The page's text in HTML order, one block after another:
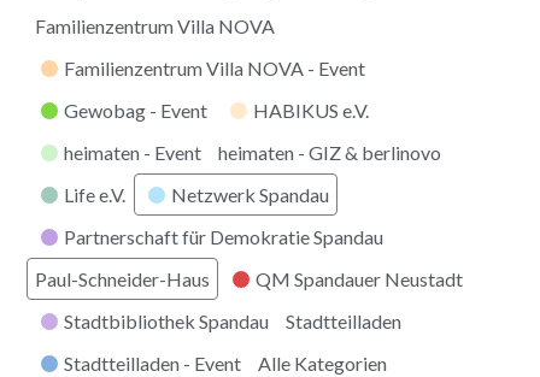
Familienzentrum Villa NOVA
Familienzentrum Villa NOVA - Event
Gewobag - Event
HABIKUS e.V.
heimaten - Event
heimaten - GIZ & berlinovo
Life e.V.
Netzwerk Spandau
Partnerschaft für Demokratie Spandau
Paul-Schneider-Haus
QM Spandauer Neustadt
Stadtbibliothek Spandau
Stadtteilladen
Stadtteilladen - Event
Alle Kategorien